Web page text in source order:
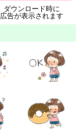
ダウンロード時に
広告が表示されます